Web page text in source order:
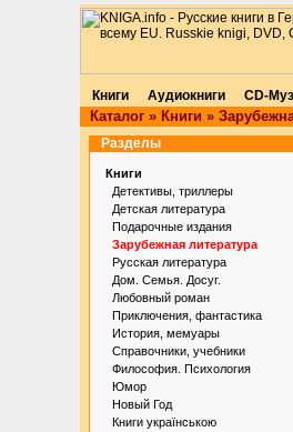
Книги Аудиокниги CD-
Каталог » Книги »
Разделы
Книги
Детективы, триллеры
Детская литература
Подарочные издания
Зарубежная литература
Русская литература
Дом. Семья. Досуг.
Любовный роман
Приключения, фантастика
История, мемуары
Справочники, учебники
Философия. Психология
Юмор
Новый Год
Книги українською